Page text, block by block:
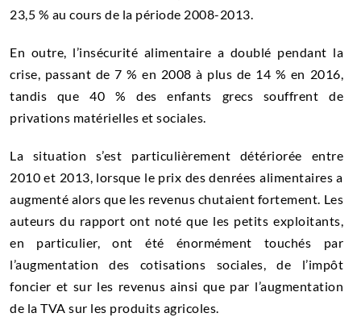
23,5 % au cours de la période 2008-2013.
En outre, l’insécurité alimentaire a doublé pendant la
crise, passant de 7 % en 2008 à plus de 14 % en 2016,
tandis que 40 % des enfants grecs souffrent de
privations matérielles et sociales.
La situation s’est particulièrement détériorée entre
2010 et 2013, lorsque le prix des denrées alimentaires a
augmenté alors que les revenus chutaient fortement. Les
auteurs du rapport ont noté que les petits exploitants,
en particulier, ont été énormément touchés par
l’augmentation des cotisations sociales, de l’impôt
foncier et sur les revenus ainsi que par l’augmentation
de la TVA sur les produits agricoles.